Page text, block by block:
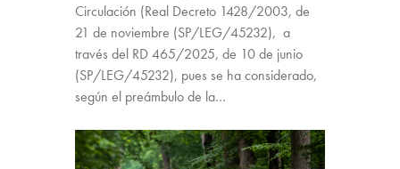
Circulación (Real Decreto 1428/2003, de
21 de noviembre (SP/LEG/45232), a
través del RD 465/2025, de 10 de junio
(SP/LEG/45232), pues se ha considerado,
según el preámbulo de la…